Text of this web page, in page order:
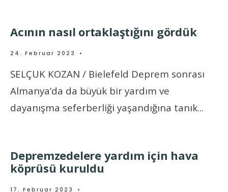
Acının nasıl ortaklaştığını gördük
24. Februar 2023 •
SELÇUK KOZAN / Bielefeld Deprem sonrası
Almanya’da da büyük bir yardım ve
dayanışma seferberliği yaşandığına tanık...
Depremzedelere yardım için hava
köprüsü kuruldu
17. Februar 2023 •